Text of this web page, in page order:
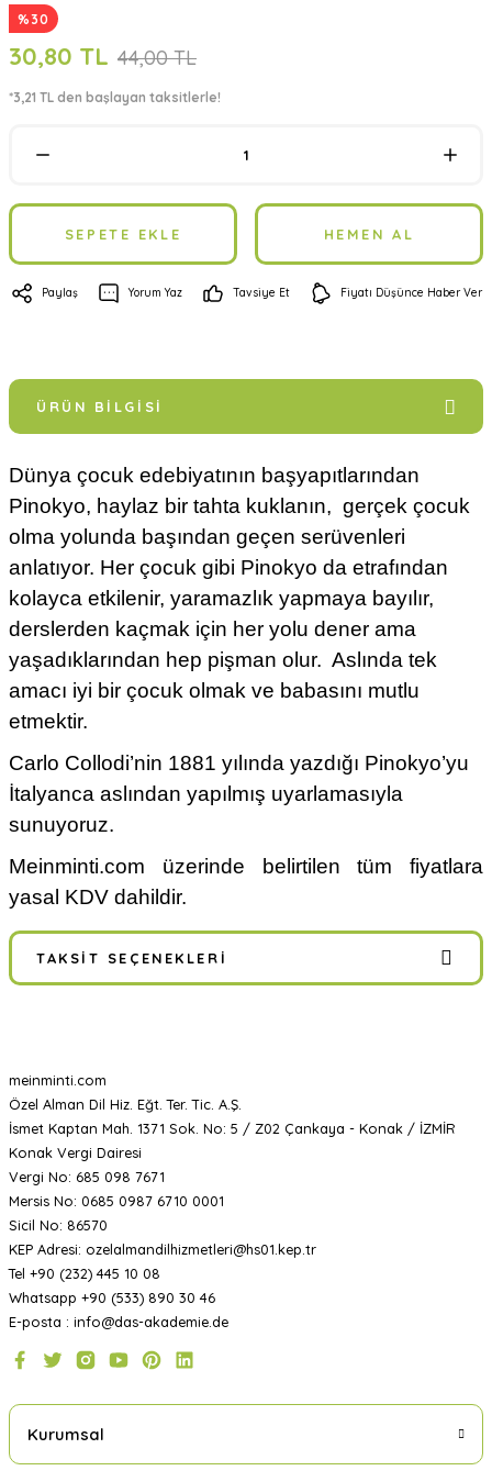
%30
30,80 TL 44,00 TL
*3,21 TL den başlayan taksitlerle!
SEPETE EKLE HEMEN AL
Paylaş Yorum Yaz Tavsiye Et Fiyatı Düşünce Haber Ver
ÜRÜN BILGISI
Dünya çocuk edebiyatının başyapıtlarından
Pinokyo, haylaz bir tahta kuklanın, gerçek çocuk
olma yolunda başından geçen serüvenleri
anlatıyor. Her çocuk gibi Pinokyo da etrafından
kolayca etkilenir, yaramazlık yapmaya bayılır,
derslerden kaçmak için her yolu dener ama
yaşadıklarından hep pişman olur. Aslında tek
amacı iyi bir çocuk olmak ve babasını mutlu
etmektir.
Carlo Collodi’nin 1881 yılında yazdığı Pinokyo’yu
İtalyanca aslından yapılmış uyarlamasıyla
sunuyoruz.
Meinminti.com üzerinde belirtilen tüm fiyatlara
yasal KDV dahildir.
TAKSIT SEÇENEKLERI
meinminti.com
Özel Alman Dil Hiz. Eğt. Ter. Tic. A.Ş.
İsmet Kaptan Mah. 1371 Sok. No: 5 / Z02 Çankaya - Konak / İZMİR
Konak Vergi Dairesi
Vergi No: 685 098 7671
Mersis No: 0685 0987 6710 0001
Sicil No: 86570
KEP Adresi: ozelalmandilhizmetleri@hs01.kep.tr
Tel +90 (232) 445 10 08
Whatsapp +90 (533) 890 30 46
E-posta : info@das-akademie.de
Kurumsal